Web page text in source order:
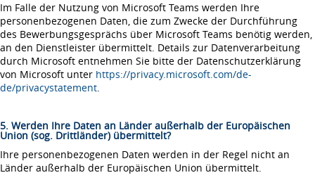
Im Falle der Nutzung von Microsoft Teams werden Ihre
personenbezogenen Daten, die zum Zwecke der Durchführung
des Bewerbungsgesprächs über Microsoft Teams benötig werden,
an den Dienstleister übermittelt. Details zur Datenverarbeitung
durch Microsoft entnehmen Sie bitte der Datenschutzerklärung
von Microsoft unter https://privacy.microsoft.com/de-
de/privacystatement.
5. Werden Ihre Daten an Länder außerhalb der Europäischen
Union (sog. Drittländer) übermittelt?
Ihre personenbezogenen Daten werden in der Regel nicht an
Länder außerhalb der Europäischen Union übermittelt.